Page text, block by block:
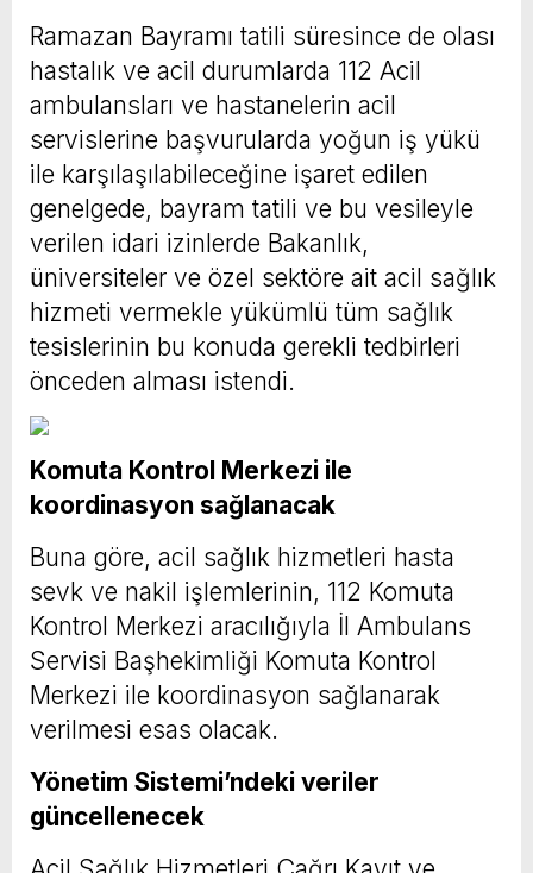
Ramazan Bayramı tatili süresince de olası
hastalık ve acil durumlarda 112 Acil
ambulansları ve hastanelerin acil
servislerine başvurularda yoğun iş yükü
ile karşılaşılabileceğine işaret edilen
genelgede, bayram tatili ve bu vesileyle
verilen idari izinlerde Bakanlık,
üniversiteler ve özel sektöre ait acil sağlık
hizmeti vermekle yükümlü tüm sağlık
tesislerinin bu konuda gerekli tedbirleri
önceden alması istendi.
Komuta Kontrol Merkezi ile
koordinasyon sağlanacak
Buna göre, acil sağlık hizmetleri hasta
sevk ve nakil işlemlerinin, 112 Komuta
Kontrol Merkezi aracılığıyla İl Ambulans
Servisi Başhekimliği Komuta Kontrol
Merkezi ile koordinasyon sağlanarak
verilmesi esas olacak.
Yönetim Sistemi’ndeki veriler
güncellenecek